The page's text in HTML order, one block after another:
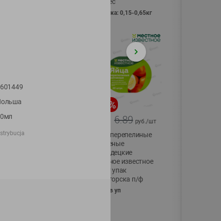
фасовка: 0,15-0,65кг
-17
11.59
Масло Топленое
%
6.89 руб./шт
Яйца перепелиные
копченые
Молодецкие
Местное известное
20 шт упак
Солигорска п/ф
20шт в уп